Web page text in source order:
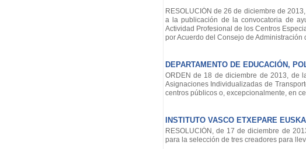
RESOLUCIÓN de 26 de diciembre de
a la publicación de la convocatoria de
Actividad Profesional de los Centros
por Acuerdo del Consejo de Administración
DEPARTAMENTO DE EDUCACIÓN,
ORDEN de 18 de diciembre de 2013, de
Asignaciones Individualizadas de
centros públicos o, excepcionalmente, en
INSTITUTO VASCO ETXEPARE
RESOLUCIÓN, de 17 de diciembre de
para la selección de tres creadores para